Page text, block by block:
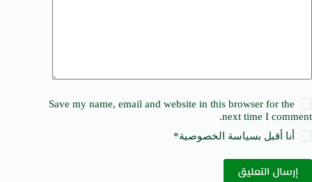
Save my name, email and website in this browser for the
next time I comment.
أنا أقبل بسياسة الخصوصية*
إرسال التعليق